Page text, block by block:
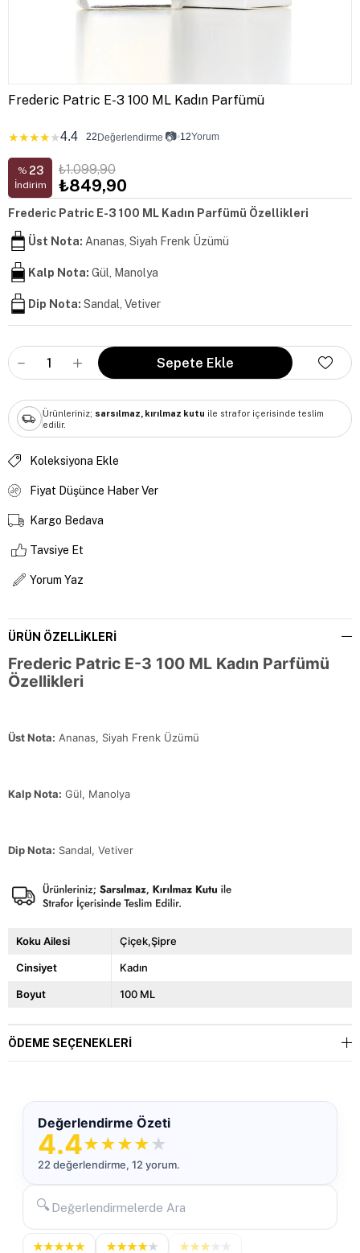
Frederic Patric E-3 100 ML Kadın Parfümü
★★★★★4.4 22 Değerlendirme 📷•12Yorum
% 23
İndirim
₺1.099,90
₺849,90
Frederic Patric E-3 100 ML Kadın Parfümü Özellikleri
Üst Nota: Ananas, Siyah Frenk Üzümü
Kalp Nota: Gül, Manolya
Dip Nota: Sandal, Vetiver
Ürünleriniz; sarsılmaz, kırılmaz kutu ile strafor içerisinde teslim
edilir.
Koleksiyona Ekle
Fiyat Düşünce Haber Ver
Kargo Bedava
Tavsiye Et
Yorum Yaz
ÜRÜN ÖZELLIKLERI
Frederic Patric E-3 100 ML Kadın Parfümü
Özellikleri
Üst Nota: Ananas, Siyah Frenk Üzümü
Kalp Nota: Gül, Manolya
Dip Nota: Sandal, Vetiver
Koku Ailesi Çiçek,Şipre
Cinsiyet Kadın
Boyut 100 ML
ÖDEME SEÇENEKLERI
Değerlendirme Özeti
4.4★★★★ ★
22 değerlendirme, 12 yorum.
🔍
★★★★★ ★★★★★ ★★★